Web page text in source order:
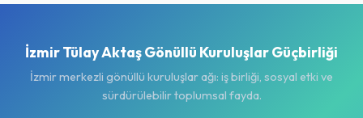
İzmir Tülay Aktaş Gönüllü Kuruluşlar Güçbirliği
İzmir merkezli gönüllü kuruluşlar ağı: iş birliği, sosyal etki ve
sürdürülebilir toplumsal fayda.